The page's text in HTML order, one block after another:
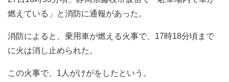
燃えている」と消防に通報があった。
消防によると、乗用車が燃える火事で、17時18分頃まで
に火は消し止められた。
この火事で、1人がけがをしたという。